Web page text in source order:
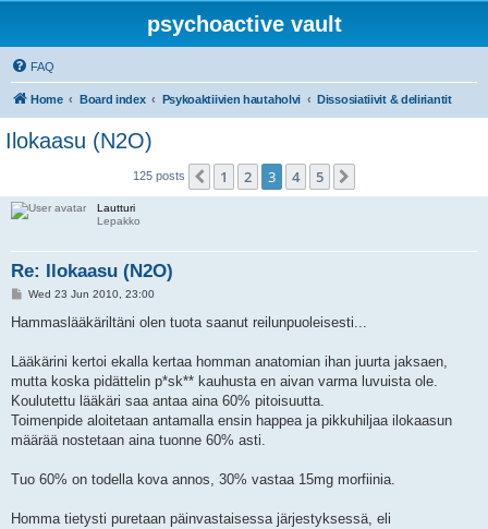
psychoactive vault
FAQ
Home Board index Psykoaktiivien hautaholvi Dissosiatiivit & deliriantit
Ilokaasu (N2O)
125 posts Previous
1 2 3 4 5
Lautturi
Lepakko
Re: Ilokaasu (N2O)
P
s
Wed 23 Jun 2010, 23:00
Hammaslääkäriltäni olen tuota saanut reilunpuoleisesti...
Lääkärini kertoi ekalla kertaa homman anatomian ihan juurta jaksaen,
mutta koska pidättelin p*sk** kauhusta en aivan varma luvuista ole.
Koulutettu lääkäri saa antaa aina 60% pitoisuutta.
Toimenpide aloitetaan antamalla ensin happea ja pikkuhiljaa ilokaasun
määrää nostetaan aina tuonne 60% asti.
Tuo 60% on todella kova annos, 30% vastaa 15mg morfiinia.
Homma tietysti puretaan päinvastaisessa järjestyksessä, eli